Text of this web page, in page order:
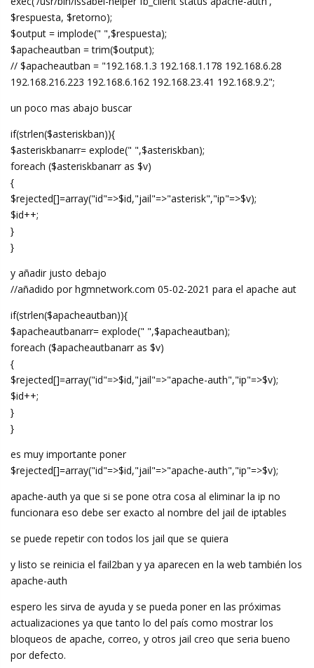
$respuesta, $retorno);
$output = implode(" ",$respuesta);
$apacheautban = trim($output);
// $apacheautban = "192.168.1.3 192.168.1.178 192.168.6.28
192.168.216.223 192.168.6.162 192.168.23.41 192.168.9.2";
un poco mas abajo buscar
if(strlen($asteriskban)){
$asteriskbanarr= explode(" ",$asteriskban);
foreach ($asteriskbanarr as $v)
{
$rejected[]=array("id"=>$id,"jail"=>"asterisk","ip"=>$v);
$id++;
}
}
y añadir justo debajo
//añadido por hgmnetwork.com 05-02-2021 para el apache aut
if(strlen($apacheautban)){
$apacheautbanarr= explode(" ",$apacheautban);
foreach ($apacheautbanarr as $v)
{
$rejected[]=array("id"=>$id,"jail"=>"apache-auth","ip"=>$v);
$id++;
}
}
es muy importante poner
$rejected[]=array("id"=>$id,"jail"=>"apache-auth","ip"=>$v);
apache-auth ya que si se pone otra cosa al eliminar la ip no
funcionara eso debe ser exacto al nombre del jail de iptables
se puede repetir con todos los jail que se quiera
y listo se reinicia el fail2ban y ya aparecen en la web también los
apache-auth
espero les sirva de ayuda y se pueda poner en las próximas
actualizaciones ya que tanto lo del país como mostrar los
bloqueos de apache, correo, y otros jail creo que seria bueno
por defecto.